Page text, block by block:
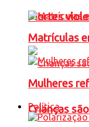
Mortes
Crianças
Matrículas
Mulheres
Política